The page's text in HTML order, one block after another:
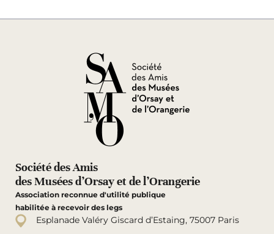
Société des Amis
des Musées d’Orsay et de l’Orangerie
Association reconnue d'utilité publique
habilitée à recevoir des legs
Esplanade Valéry Giscard d’Estaing, 75007 Paris